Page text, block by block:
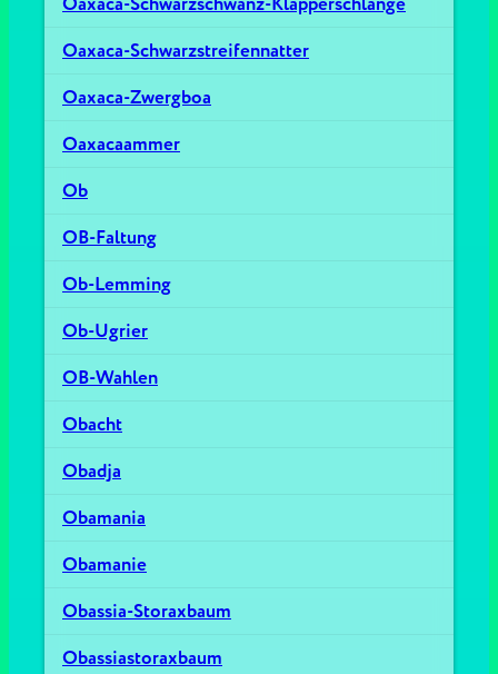
Oaxaca-Schwarzstreifennatter
Oaxaca-Zwergboa
Oaxacaammer
Ob
OB-Faltung
Ob-Lemming
Ob-Ugrier
OB-Wahlen
Obacht
Obadja
Obamania
Obamanie
Obassia-Storaxbaum
Obassiastoraxbaum